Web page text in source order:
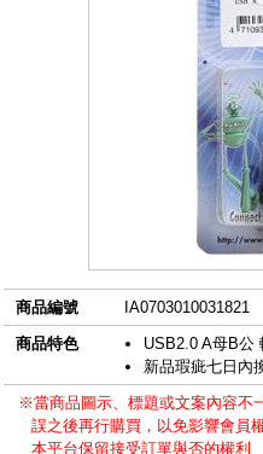
商品編號
IA0703010031821
商品特色
USB2.0 A母B公
新品瑕疵七日內
※當商品圖示、標題或文案內容不
誤之後再行購買，以免影響會員權
本平台保留接受訂單與否的權利